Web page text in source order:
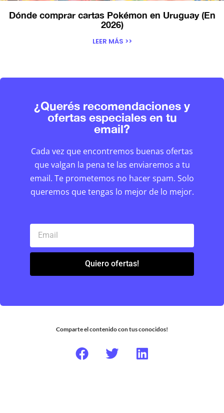
Dónde comprar cartas Pokémon en Uruguay (En
2026)
LEER MÁS >>
¿Querés recomendaciones y
ofertas especiales en tu
email?
Cada vez que encontremos buenas ofertas
que valgan la pena te las enviaremos a tu
email. Te prometemos no hacer spam. Solo
queremos que tengas lo mejor de lo mejor.
Quiero ofertas!
Comparte el contenido con tus conocidos!